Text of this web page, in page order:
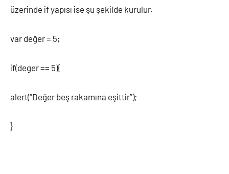
üzerinde if yapısı ise şu şekilde kurulur.
var değer = 5;
if(deger == 5){
alert(“Değer beş rakamına eşittir”);
}